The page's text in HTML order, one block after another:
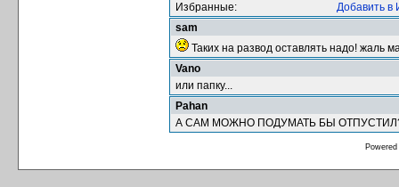
Избранные:
Добавить в
sam
Таких на развод оставлять надо! жаль
Vano
или папку...
Pahan
А САМ МОЖНО ПОДУМАТЬ БЫ